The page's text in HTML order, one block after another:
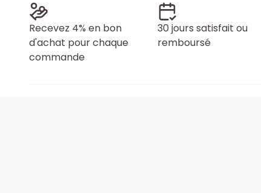
Recevez 4% en bon
d'achat pour chaque
commande
30 jours satisfait ou
remboursé